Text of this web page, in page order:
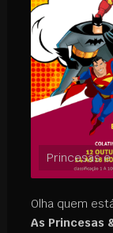
Princesas
Olha quem
As Princesas